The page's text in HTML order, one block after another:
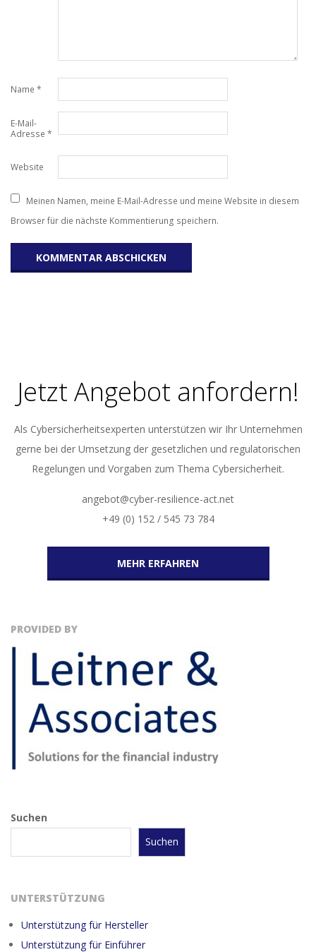
Name *
E-Mail-
Adresse *
Website
Meinen Namen, meine E-Mail-Adresse und meine Website in diesem
Browser für die nächste Kommentierung speichern.
Jetzt Angebot anfordern!
Als Cybersicherheitsexperten unterstützen wir Ihr Unternehmen
gerne bei der Umsetzung der gesetzlichen und regulatorischen
Regelungen und Vorgaben zum Thema Cybersicherheit.
angebot@cyber-resilience-act.net
+49 (0) 152 / 545 73 784
MEHR ERFAHREN
PROVIDED BY
Suchen
Suchen
UNTERSTÜTZUNG
Unterstützung für Hersteller
Unterstützung für Einführer